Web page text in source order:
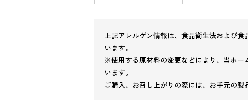
上記アレルゲン情報は、食品衛生法および
います。
※使用する原材料の変更などにより、当ホー
います。
ご購入、お召し上がりの際には、お手元の製